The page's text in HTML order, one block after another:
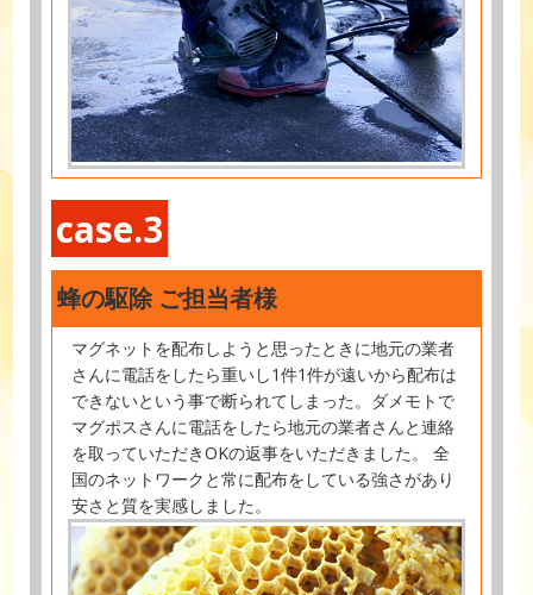
case.3
蜂の駆除 ご担当者様
マグネットを配布しようと思ったときに地元の業者
さんに電話をしたら重いし1件1件が遠いから配布は
できないという事で断られてしまった。ダメモトで
マグポスさんに電話をしたら地元の業者さんと連絡
を取っていただきOKの返事をいただきました。 全
国のネットワークと常に配布をしている強さがあり
安さと質を実感しました。